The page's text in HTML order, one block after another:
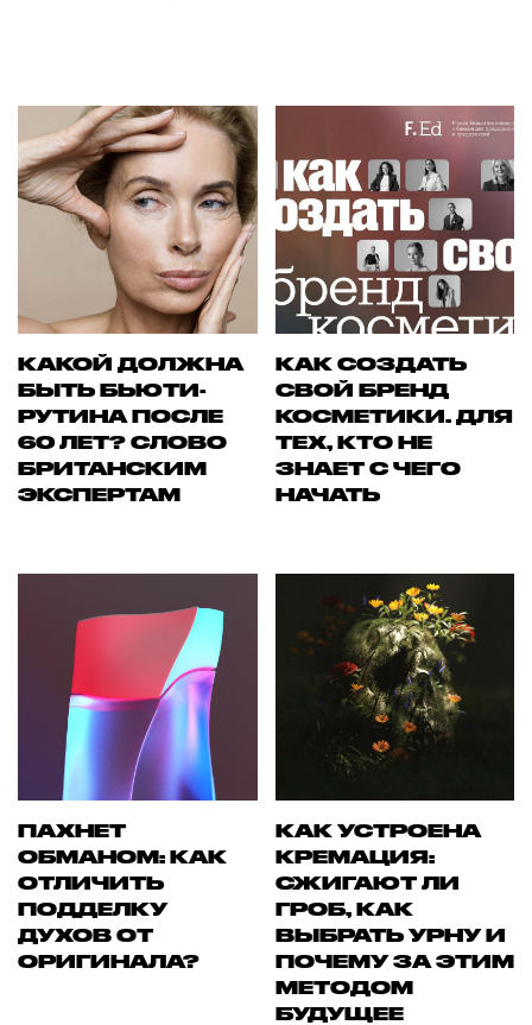
КАКОЙ ДОЛЖНА
БЫТЬ БЬЮТИ-
РУТИНА ПОСЛЕ
60 ЛЕТ? СЛОВО
БРИТАНСКИМ
ЭКСПЕРТАМ
КАК СОЗДАТЬ
СВОЙ БРЕНД
КОСМЕТИКИ. ДЛЯ
ТЕХ, КТО НЕ
ЗНАЕТ С ЧЕГО
НАЧАТЬ
ПАХНЕТ
ОБМАНОМ: КАК
ОТЛИЧИТЬ
ПОДДЕЛКУ
ДУХОВ ОТ
ОРИГИНАЛА?
КАК УСТРОЕНА
КРЕМАЦИЯ:
СЖИГАЮТ ЛИ
ГРОБ, КАК
ВЫБРАТЬ УРНУ И
ПОЧЕМУ ЗА ЭТИМ
МЕТОДОМ
БУДУЩЕЕ